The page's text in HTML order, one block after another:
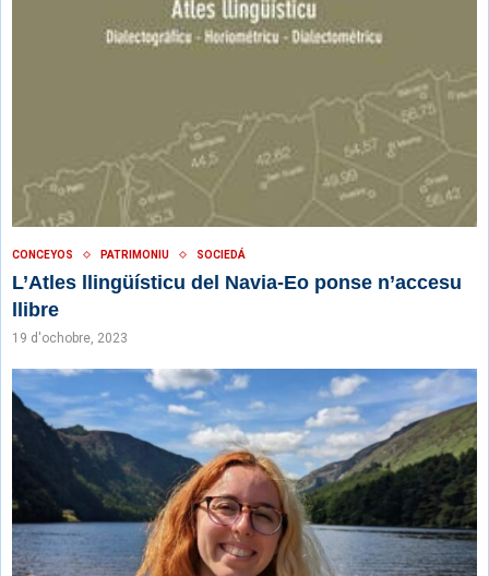
CONCEYOS PATRIMONIU SOCIEDÁ
L’Atles llingüísticu del Navia-Eo ponse n’accesu
llibre
19 d'ochobre, 2023